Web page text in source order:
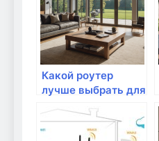
Какой роутер
лучше выбрать для